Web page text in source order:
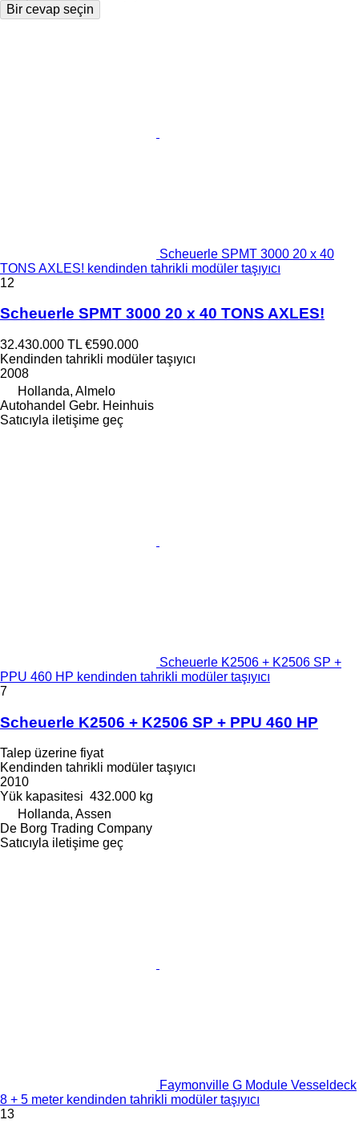
Bir cevap seçin
Scheuerle SPMT 3000 20 x 40
TONS AXLES! kendinden tahrikli modüler taşıyıcı
12
Scheuerle SPMT 3000 20 x 40 TONS AXLES!
32.430.000 TL €590.000
Kendinden tahrikli modüler taşıyıcı
2008
Hollanda, Almelo
Autohandel Gebr. Heinhuis
Satıcıyla iletişime geç
Scheuerle K2506 + K2506 SP +
PPU 460 HP kendinden tahrikli modüler taşıyıcı
7
Scheuerle K2506 + K2506 SP + PPU 460 HP
Talep üzerine fiyat
Kendinden tahrikli modüler taşıyıcı
2010
Yük kapasitesi 432.000 kg
Hollanda, Assen
De Borg Trading Company
Satıcıyla iletişime geç
Faymonville G Module Vesseldeck
8 + 5 meter kendinden tahrikli modüler taşıyıcı
13